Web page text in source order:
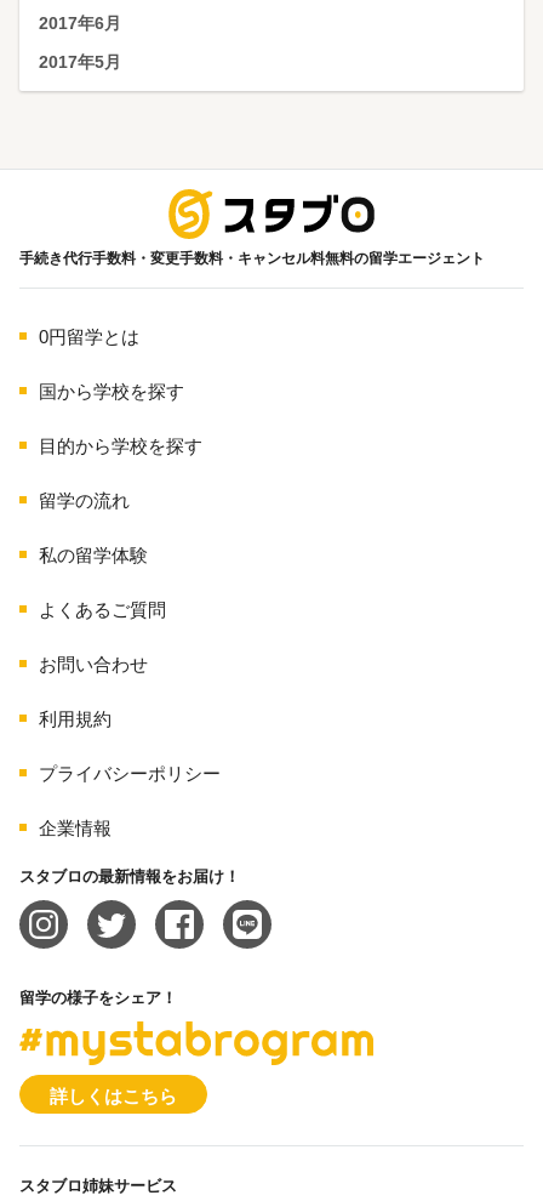
2017年6月
2017年5月
手続き代行手数料・変更手数料・キャンセル料無料の留学エージェント
0円留学とは
国から学校を探す
目的から学校を探す
留学の流れ
私の留学体験
よくあるご質問
お問い合わせ
利用規約
プライバシーポリシー
企業情報
スタブロの最新情報をお届け！
留学の様子をシェア！
詳しくはこちら
スタブロ姉妹サービス